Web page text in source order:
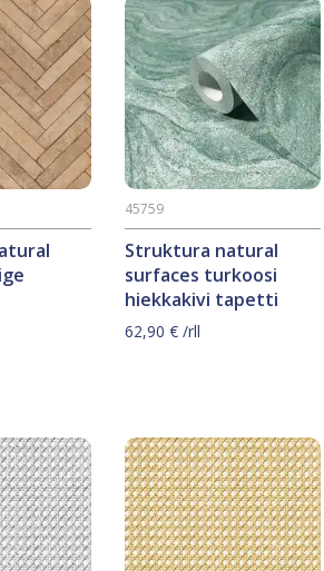
Struktura natural
surfaces turkoosi
hiekkakivi tapetti
45759
62,90€ /rll